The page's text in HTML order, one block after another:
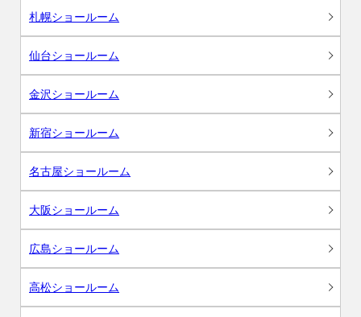
札幌ショールーム
仙台ショールーム
金沢ショールーム
新宿ショールーム
名古屋ショールーム
大阪ショールーム
広島ショールーム
高松ショールーム